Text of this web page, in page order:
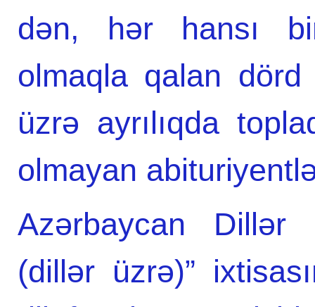
dən, hər hansı
olmaqla qalan
üzrə ayrılıqda
olmayan
Azərbaycan Dillər
(dillər üzrə)”